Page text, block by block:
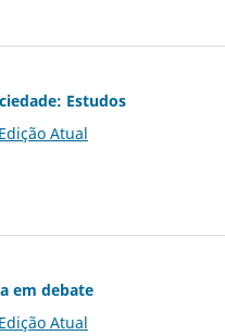
Estudos
Edição Atual
em debate
Edição Atual